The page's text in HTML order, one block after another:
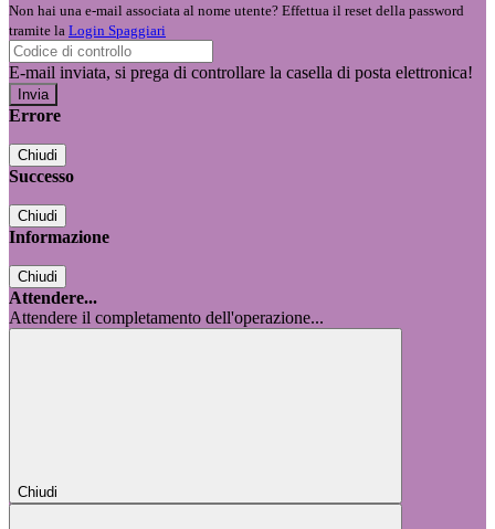
Non hai una e-mail associata al nome utente? Effettua il reset della password
tramite la Login Spaggiari
E-mail inviata, si prega di controllare la casella di posta elettronica!
Errore
Chiudi
Successo
Chiudi
Informazione
Chiudi
Attendere...
Attendere il completamento dell'operazione...
Chiudi